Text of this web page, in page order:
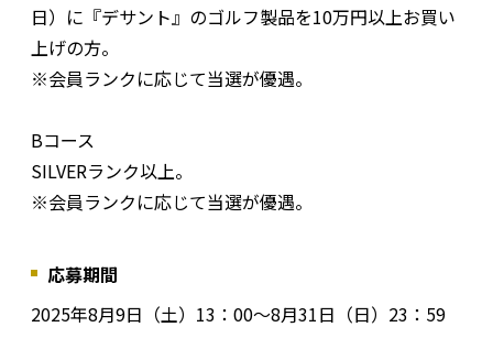
日）に『デサント』のゴルフ製品を10万円以上お買い
上げの方。
※会員ランクに応じて当選が優遇。
Bコース
SILVERランク以上。
※会員ランクに応じて当選が優遇。
応募期間
2025年8月9日（土）13：00～8月31日（日）23：59